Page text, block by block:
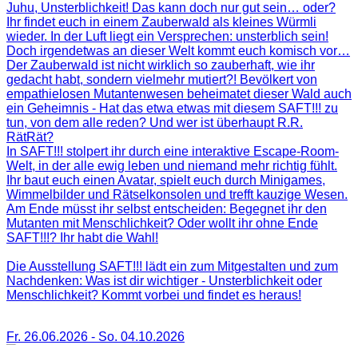
Juhu, Unsterblichkeit! Das kann doch nur gut sein… oder?
Ihr findet euch in einem Zauberwald als kleines Würmli
wieder. In der Luft liegt ein Versprechen: unsterblich sein!
Doch irgendetwas an dieser Welt kommt euch komisch vor…
Der Zauberwald ist nicht wirklich so zauberhaft, wie ihr
gedacht habt, sondern vielmehr mutiert?! Bevölkert von
empathielosen Mutantenwesen beheimatet dieser Wald auch
ein Geheimnis - Hat das etwa etwas mit diesem SAFT!!! zu
tun, von dem alle reden? Und wer ist überhaupt R.R.
RätRät?
In SAFT!!! stolpert ihr durch eine interaktive Escape-Room-
Welt, in der alle ewig leben und niemand mehr richtig fühlt.
Ihr baut euch einen Avatar, spielt euch durch Minigames,
Wimmelbilder und Rätselkonsolen und trefft kauzige Wesen.
Am Ende müsst ihr selbst entscheiden: Begegnet ihr den
Mutanten mit Menschlichkeit? Oder wollt ihr ohne Ende
SAFT!!!? Ihr habt die Wahl!
Die Ausstellung SAFT!!! lädt ein zum Mitgestalten und zum
Nachdenken: Was ist dir wichtiger - Unsterblichkeit oder
Menschlichkeit? Kommt vorbei und findet es heraus!
Fr. 26.06.2026 - So. 04.10.2026